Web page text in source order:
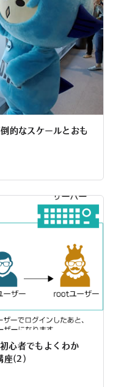
的なスケールとおも
心者でもよくわか
座(2)